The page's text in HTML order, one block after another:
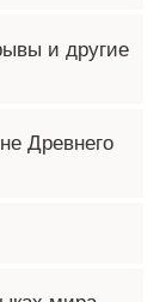
и другие
Древнего